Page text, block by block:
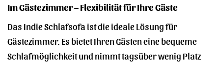
Im Gästezimmer – Flexibilität für Ihre Gäste
Das Indie Schlafsofa ist die ideale Lösung für
Gästezimmer. Es bietet Ihren Gästen eine bequeme
Schlafmöglichkeit und nimmt tagsüber wenig Platz